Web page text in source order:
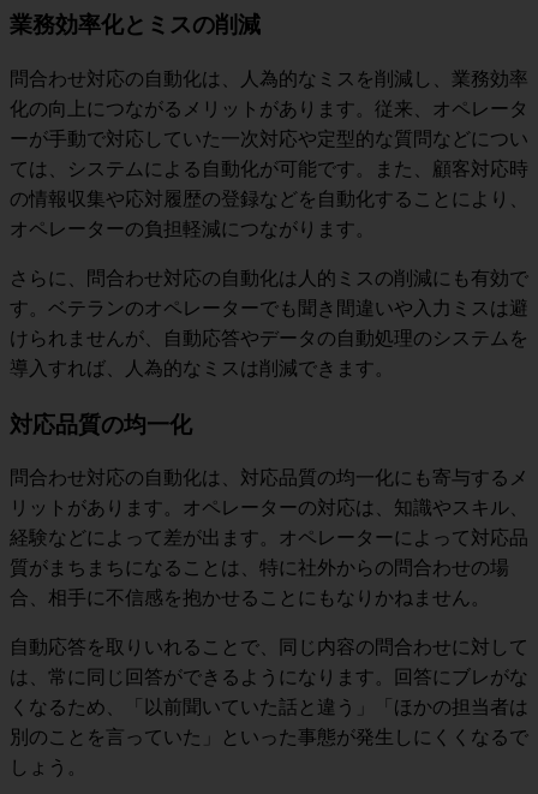
業務効率化とミスの削減
問合わせ対応の自動化は、人為的なミスを削減し、業務効率
化の向上につながるメリットがあります。従来、オペレータ
ーが手動で対応していた一次対応や定型的な質問などについ
ては、システムによる自動化が可能です。また、 顧客対応時
の情報収集や応対履歴の登録などを自動化することにより、
オペレーターの負担軽減につながります。
さらに、問合わせ対応の自動化は人的ミスの削減にも有効で
す。ベテランのオペレーターでも聞き間違いや入力ミスは避
けられませんが、自動応答やデータの自動処理のシステムを
導入すれば、人為的なミスは削減できます。
対応品質の均一化
問合わせ対応の自動化は、対応品質の均一化にも寄与するメ
リットがあります。オペレーターの対応は、知識やスキル、
経験などによって差が出ます。オペレーターによって対応品
質がまちまちになることは、特に社外からの問合わせの場
合、相手に不信感を抱かせることにもなりかねません。
自動応答を取りいれることで、同じ内容の問合わせに対して
は、常に同じ回答ができるようになります。回答にブレがな
くなるため、「以前聞いていた話と違う」「ほかの担当者は
別のことを言っていた」といった事態が発生しにくくなるで
しょう。